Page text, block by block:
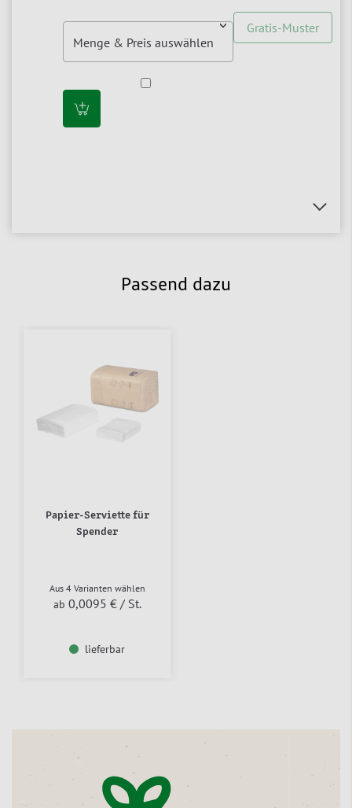
Gratis-Muster
Passend dazu
Papier-Serviette für
Spender
Aus 4 Varianten wählen
ab 0,0095 € / St.
lieferbar